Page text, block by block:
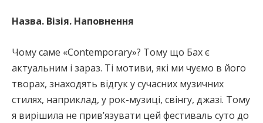
Назва. Візія. Наповнення
Чому саме «Contemporary»? Тому що Бах є
актуальним і зараз. Ті мотиви, які ми чуємо в його
творах, знаходять відгук у сучасних музичних
стилях, наприклад, у рок-музиці, свінгу, джазі. Тому
я вирішила не привʼязувати цей фестиваль суто до